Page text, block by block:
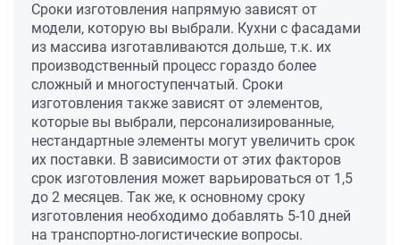
Сроки изготовления напрямую зависят от
модели, которую вы выбрали. Кухни с фасадами
из массива изготавливаются дольше, т.к. их
производственный процесс гораздо более
сложный и многоступенчатый. Сроки
изготовления также зависят от элементов,
которые вы выбрали, персонализированные,
нестандартные элементы могут увеличить срок
их поставки. В зависимости от этих факторов
срок изготовления может варьироваться от 1,5
до 2 месяцев. Так же, к основному сроку
изготовления необходимо добавлять 5-10 дней
на транспортно-логистические вопросы.